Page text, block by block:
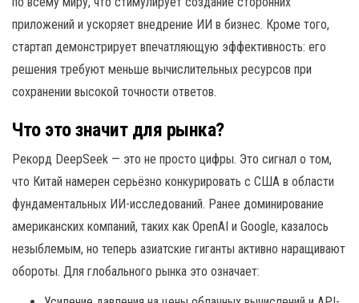
приложений и ускоряет внедрение ИИ в бизнес. Кроме того,
стартап демонстрирует впечатляющую эффективность: его
решения требуют меньше вычислительных ресурсов при
сохранении высокой точности ответов.
Что это значит для рынка?
Рекорд DeepSeek — это не просто цифры. Это сигнал о том,
что Китай намерен серьёзно конкурировать с США в области
фундаментальных ИИ-исследований. Ранее доминирование
американских компаний, таких как OpenAI и Google, казалось
незыблемым, но теперь азиатские гиганты активно наращивают
обороты. Для глобального рынка это означает: